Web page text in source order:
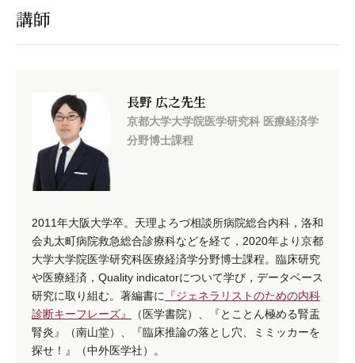
講師
長野 広之先生
京都大学大学院医学研究科 医療経済学
分野博士課程
2011年大阪大学卒。天理よろづ相談所病院総合内科，洛和
会丸太町病院救急総合診療科などを経て，2020年より京都
大学大学院医学研究科医療経済学分野博士課程。臨床研究
や医療経済，Quality indicatorについて学び，データベース
研究に取り組む。著編書に
『ジェネラリストのための内科
診断キーフレーズ』
（医学書院）、『とことん極める腎盂
腎炎』（南山堂）、『臨床推論の落とし穴、ミミッカーを
探せ！』（中外医学社）。